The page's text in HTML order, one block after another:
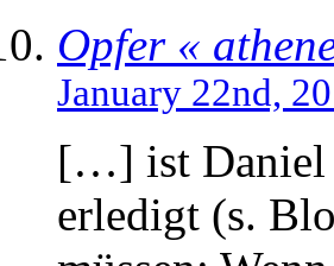
Opfer «
January 22nd,
[…] ist Daniel
erledigt (s.